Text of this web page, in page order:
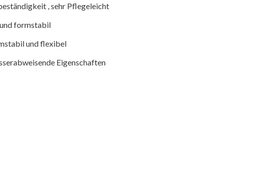
, sehr Pflegeleicht
formstabil
und flexibel
Eigenschaften